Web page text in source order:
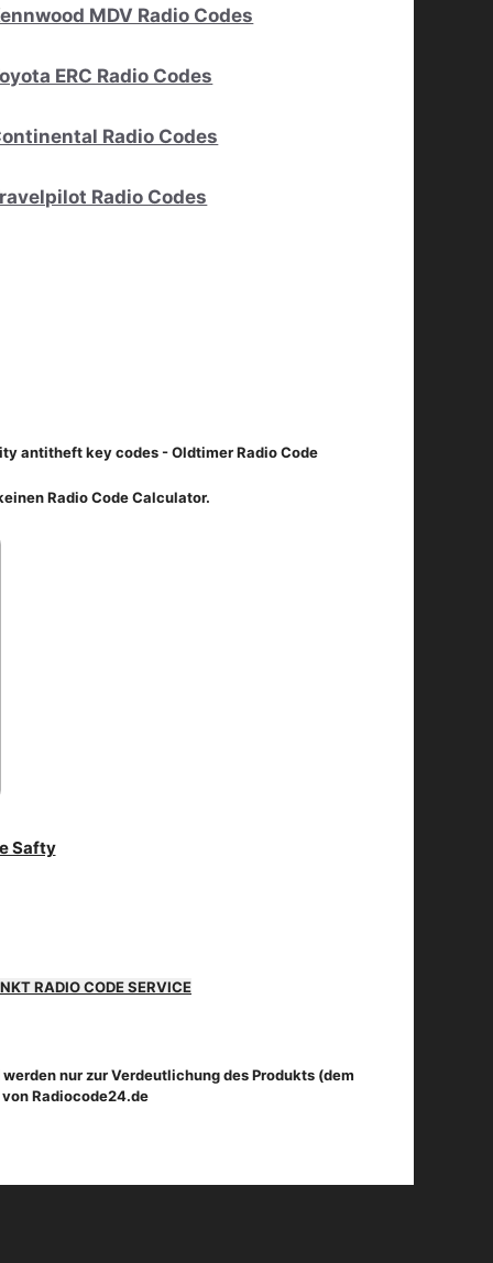
MDV Radio Codes
ERC Radio Codes
Radio Codes
Radio Codes
antitheft key codes - Oldtimer Radio Code
Radio Code Calculator.
RADIO CODE SERVICE
nur zur Verdeutlichung des Produkts (dem
Radiocode24.de